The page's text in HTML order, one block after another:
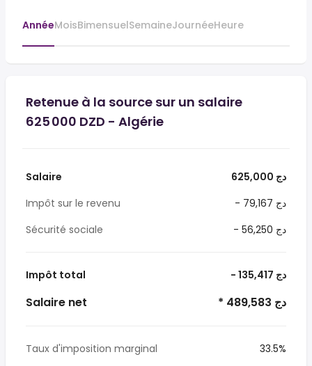
AnnéeMoisBimensuelSemaineJournéeHeure
Retenue à la source sur un salaire
625 000 DZD - Algérie
Salaire
625,000 دج
Impôt sur le revenu
- 79,167 دج
Sécurité sociale
- 56,250 دج
Impôt total - 135,417 دج
Salaire net * 489,583 دج
Taux d'imposition marginal
33.5%